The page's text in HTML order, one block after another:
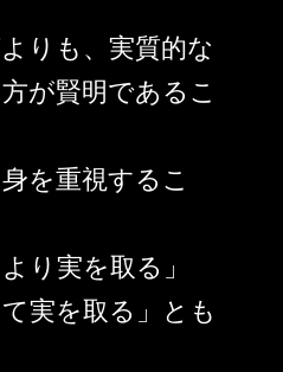
りも、実質的な
が賢明であるこ
を重視するこ
り実を取る」
て実を取る」とも